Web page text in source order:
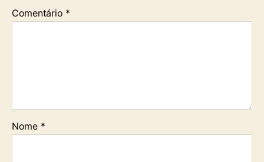
Comentário *
Nome *